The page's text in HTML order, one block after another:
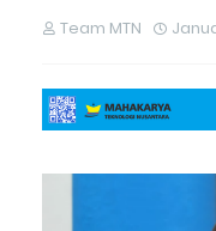
Team MTN